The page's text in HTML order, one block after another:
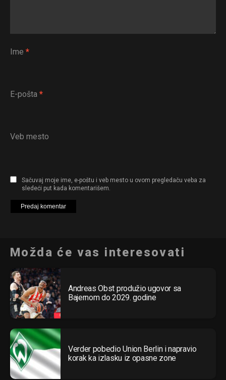
Ime *
E-pošta *
Veb mesto
Sačuvaj moje ime, e-poštu i veb mesto u ovom pregledaču veba za
sledeći put kada komentarišem.
Možda će vas interesovati
Andreas Obst produžio ugovor sa
Bajernom do 2029. godine
Verder pobedio Union Berlin i napravio
korak ka izlasku iz opasne zone